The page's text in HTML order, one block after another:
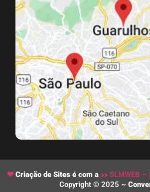
Criação de Sites é com a
SLMWEB
Copyright © 2025 ~